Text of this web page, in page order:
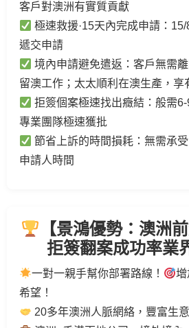
客戶對澳洲有實質貢獻
極速救援·15天內完成申請：
遞交申請
境內申請避免遣返：客戶無需
留澳工作；太太順利在澳生產，享
拒簽個案極速找出癥結：般需
專業團隊極速獲批
節省上訴的時間損耗：無需承
申請人時間
【景鴻優勢：澳洲
拒簽翻案成功率業
一對一親手幫你部署路線！
希望！
20多年澳洲人脈網絡，豐富生